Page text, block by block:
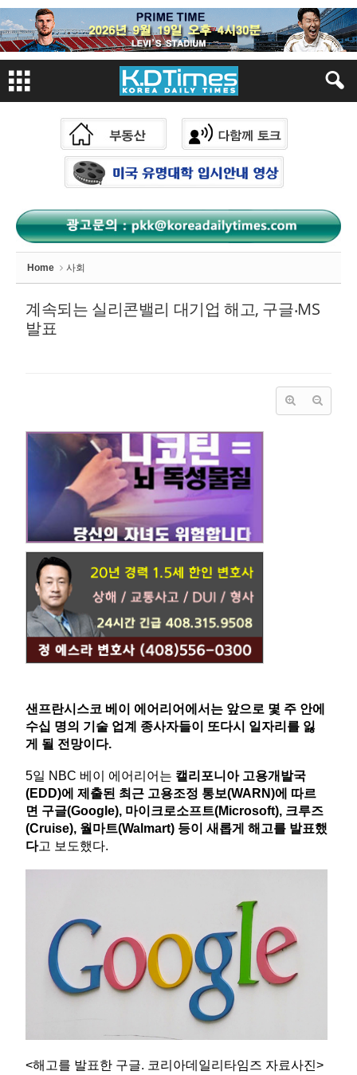
Home 사회
계속되는 실리콘밸리 대기업 해고, 구글⸳MS
발표
샌프란시스코 베이 에어리어에서는 앞으로 몇 주 안에
수십 명의 기술 업계 종사자들이 또다시 일자리를 잃
게 될 전망이다.
5일 NBC 베이 에어리어는 캘리포니아 고용개발국
(EDD)에 제출된 최근 고용조정 통보(WARN)에 따르
면 구글(Google), 마이크로소프트(Microsoft), 크루즈
(Cruise), 월마트(Walmart) 등이 새롭게 해고를 발표했
다고 보도했다.
<해고를 발표한 구글. 코리아데일리타임즈 자료사진>
스케치북5
스케치북5